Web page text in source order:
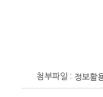
영
첨부파일 : 정보활